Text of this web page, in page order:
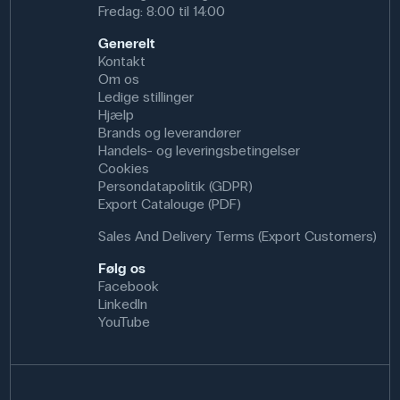
80 år gammel, før der sker ét Np-237-henfald pr. sekund.
Relevante eksperimenter se følgende link:
gammastrålingAlfapartikler, gnistdetektoren
Bortskaffelse af radioaktive kilder: Ved bortskaffelse af
radioaktive kilder læs mere
Anvendelse af produktet
I kernefysik kan eleverne (under opsyn af kvalificeret
personale) undersøge rækkevidde/absorptionskurver,
skærmning samt forskel på alfa, beta og gamma med
passende detektorer og afskærmning.
Specifikationer
Grundstof: Alfa-kilde
Radioaktiv kilde: Alfakilde
Fredag: 8:00 til 14:00
Generelt
Kontakt
Om os
Ledige stillinger
Hjælp
Brands og leverandører
Handels- og leveringsbetingelser
Cookies
Persondatapolitik (GDPR)
Export Catalouge (PDF)
Sales And Delivery Terms (Export Customers)
Følg os
Facebook
LinkedIn
YouTube